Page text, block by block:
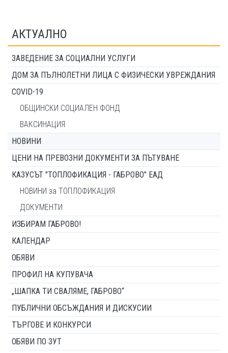
АКТУАЛНО
ЗАВЕДЕНИЕ ЗА СОЦИАЛНИ УСЛУГИ
ДОМ ЗА ПЪЛНОЛЕТНИ ЛИЦА С ФИЗИЧЕСКИ УВРЕЖДАНИЯ
COVID-19
ОБЩИНСКИ СОЦИАЛЕН ФОНД
ВАКСИНАЦИЯ
НОВИНИ
ЦЕНИ НА ПРЕВОЗНИ ДОКУМЕНТИ ЗА ПЪТУВАНЕ
КАЗУСЪТ "ТОПЛОФИКАЦИЯ - ГАБРОВО" ЕАД
НОВИНИ за ТОПЛОФИКАЦИЯ
ДОКУМЕНТИ
ИЗБИРАМ ГАБРОВО!
КАЛЕНДАР
ОБЯВИ
ПРОФИЛ НА КУПУВАЧА
„ШАПКА ТИ СВАЛЯМЕ, ГАБРОВО“
ПУБЛИЧНИ ОБСЪЖДАНИЯ И ДИСКУСИИ
ТЪРГОВЕ И КОНКУРСИ
ОБЯВИ ПО ЗУТ